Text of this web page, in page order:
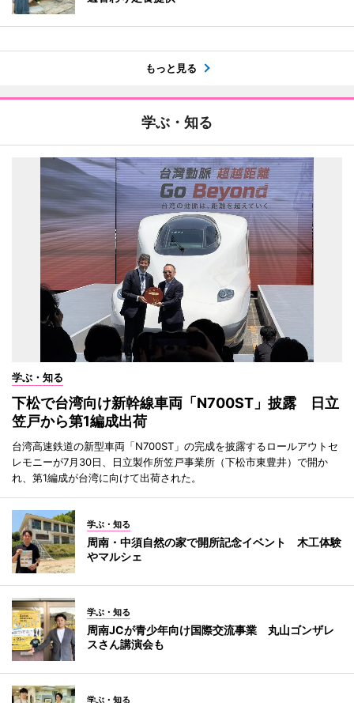
もっと見る
学ぶ・知る
学ぶ・知る
下松で台湾向け新幹線車両「N700ST」披露 日立
笠戸から第1編成出荷
台湾高速鉄道の新型車両「N700ST」の完成を披露するロールアウトセ
レモニーが7月30日、日立製作所笠戸事業所（下松市東豊井）で開か
れ、第1編成が台湾に向けて出荷された。
学ぶ・知る
周南・中須自然の家で開所記念イベント 木工体験
やマルシェ
学ぶ・知る
周南JCが青少年向け国際交流事業 丸山ゴンザレ
スさん講演会も
学ぶ・知る